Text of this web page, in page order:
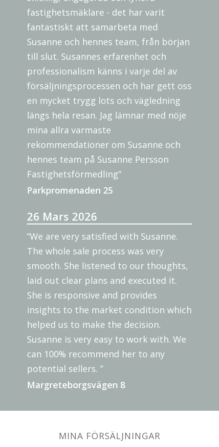
fastighetsmäklare - det har varit
fantastiskt att samarbeta med
Susanne och hennes team, från början
till slut. Susannes erfarenhet och
professionalism känns i varje del av
försäljningsprocessen och har gett oss
en mycket trygg lots och vägledning
längs hela resan. Jag lämnar med nöje
mina allra varmaste
rekommendationer om Susanne och
hennes team på Susanne Persson
Fastighetsförmedling”
Parkpromenaden 25
26 Mars 2026
“We are very satisfied with Susanne.
The whole sale process was very
smooth. She listened to our thoughts,
laid out clear plans and executed it.
She is responsive and provides
insights to the market condition which
helped us to make the decision.
Susanne is very easy to work with. We
can 100% recommend her to any
potential sellers. ”
Margreteborgsvägen 8
MINA FÖRSÄLJNINGAR